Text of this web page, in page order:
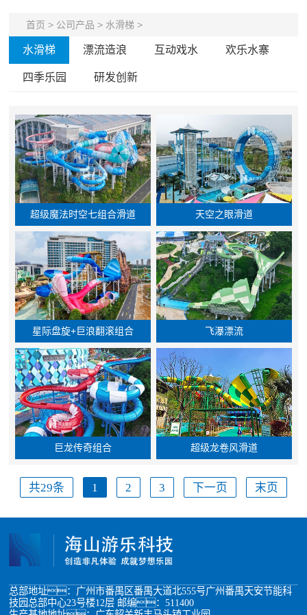
首页 > 公司产品 > 水滑梯 >
水滑梯 漂流造浪 互动戏水 欢乐水寨
四季乐园 研发创新
超级魔法时空七组合滑道 天空之眼滑道
星际盘旋+巨浪翻滚组合 飞瀑漂流
巨龙传奇组合 超级龙卷风滑道
共29条 1 2 3 下一页 末页
总部地址：广州市番禺区番禺大道北555号广州番禺天安节能科
技园总部中心23号楼12层 邮编：511400